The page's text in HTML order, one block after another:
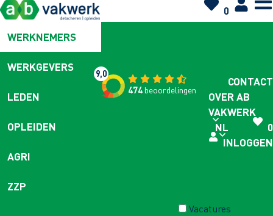
0
WERKNEMERS
WERKGEVERS
LEDEN
OPLEIDEN
AGRI
ZZP
9,0
474beoordelingen
CONTACT
OVER AB
VAKWERK
NL
0
INLOGGEN
Vacatures